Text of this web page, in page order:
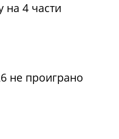
на 4 части
не проиграно